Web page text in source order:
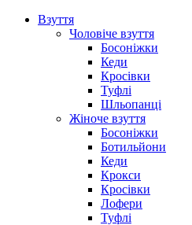
Взуття
Чоловіче взуття
Босоніжки
Кеди
Кросівки
Туфлі
Шльопанці
Жіноче взуття
Босоніжки
Ботильйони
Кеди
Крокси
Кросівки
Лофери
Туфлі